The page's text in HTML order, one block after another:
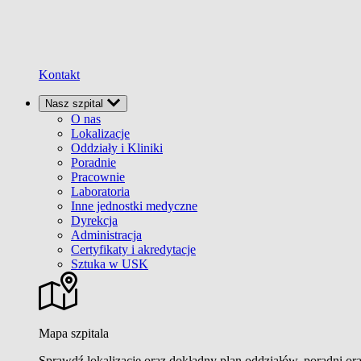
Kontakt
Nasz szpital
O nas
Lokalizacje
Oddziały i Kliniki
Poradnie
Pracownie
Laboratoria
Inne jednostki medyczne
Dyrekcja
Administracja
Certyfikaty i akredytacje
Sztuka w USK
Mapa szpitala